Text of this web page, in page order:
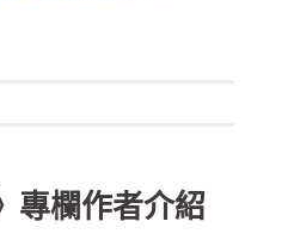
專欄作者介紹